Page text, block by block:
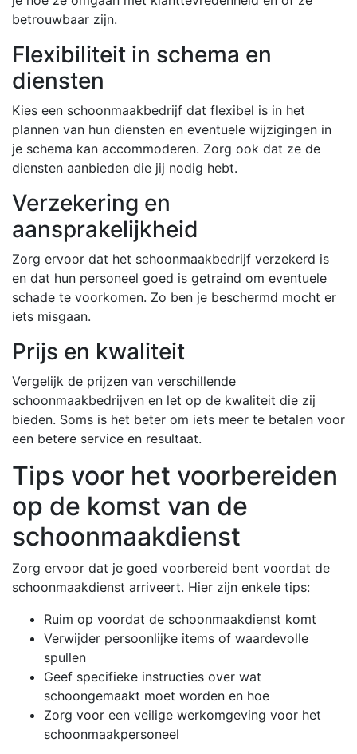
betrouwbaar zijn.
Flexibiliteit in schema en
diensten
Kies een schoonmaakbedrijf dat flexibel is in het
plannen van hun diensten en eventuele wijzigingen in
je schema kan accommoderen. Zorg ook dat ze de
diensten aanbieden die jij nodig hebt.
Verzekering en
aansprakelijkheid
Zorg ervoor dat het schoonmaakbedrijf verzekerd is
en dat hun personeel goed is getraind om eventuele
schade te voorkomen. Zo ben je beschermd mocht er
iets misgaan.
Prijs en kwaliteit
Vergelijk de prijzen van verschillende
schoonmaakbedrijven en let op de kwaliteit die zij
bieden. Soms is het beter om iets meer te betalen voor
een betere service en resultaat.
Tips voor het voorbereiden
op de komst van de
schoonmaakdienst
Zorg ervoor dat je goed voorbereid bent voordat de
schoonmaakdienst arriveert. Hier zijn enkele tips:
Ruim op voordat de schoonmaakdienst komt
Verwijder persoonlijke items of waardevolle
spullen
Geef specifieke instructies over wat
schoongemaakt moet worden en hoe
Zorg voor een veilige werkomgeving voor het
schoonmaakpersoneel